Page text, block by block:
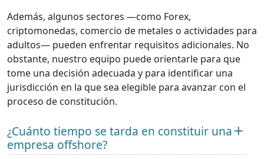
Además, algunos sectores —como Forex,
criptomonedas, comercio de metales o actividades para
adultos— pueden enfrentar requisitos adicionales. No
obstante, nuestro equipo puede orientarle para que
tome una decisión adecuada y para identificar una
jurisdicción en la que sea elegible para avanzar con el
proceso de constitución.
¿Cuánto tiempo se tarda en constituir una
empresa offshore?